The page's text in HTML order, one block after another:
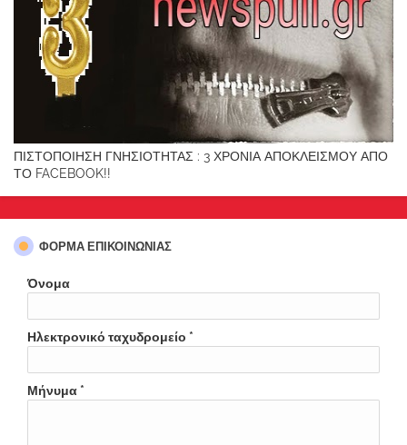
ΠΙΣΤΟΠΟΙΗΣΗ ΓΝΗΣΙΟΤΗΤΑΣ : 3 ΧΡΟΝΙΑ ΑΠΟΚΛΕΙΣΜΟΥ ΑΠΟ
ΤΟ FACEBOOK!!
ΦΌΡΜΑ ΕΠΙΚΟΙΝΩΝΊΑΣ
Όνομα
Ηλεκτρονικό ταχυδρομείο *
Μήνυμα *